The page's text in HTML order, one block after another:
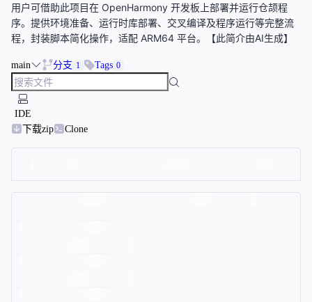
用户可借助此项目在 OpenHarmony 开发板上部署并运行仓颉程
序。提供环境准备、运行时库部署、交叉编译及程序运行等完整流
程，封装脚本简化操作，适配 ARM64 平台。【此简介由AI生成】
main 分支 1 Tags 0
IDE
下载zip
Clone